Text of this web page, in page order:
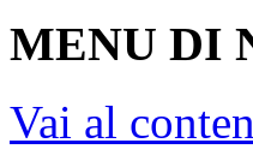
MENU DI
Vai al